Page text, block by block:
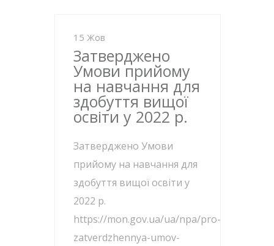
15 Жов
Затверджено
Умови прийому
на навчання для
здобуття вищої
освіти у 2022 р.
Затверджено Умови
прийому на навчання для
здобуття вищої освіти у
2022 р.
https://mon.gov.ua/ua/npa/pro-
zatverdzhennya-umov-